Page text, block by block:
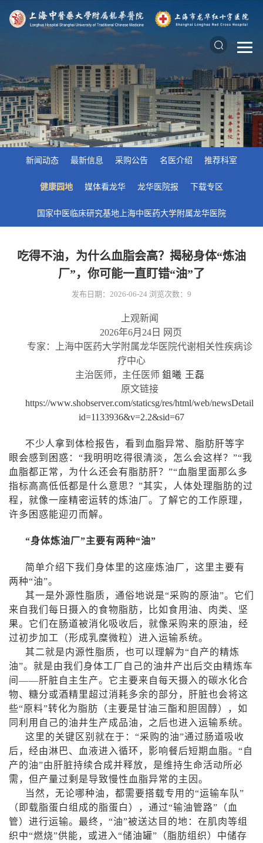
新闻动态 最新信息 采购公告 名医介绍 推荐科室
健康园地 媒体看龙华 龙华医院报 下载专区
国家中医临床研究基地上海中医药大学附属龙华医院
吃得不油，为什么血脂会高？揭秘身体“炼油
厂”，你可能一直盯错“油”了
发布日期：2026-06-24 浏览次数： 9
上观新闻
2026年6月 24 日
网页
专家：上海中医药大学附属龙华医院代谢相关性疾病诊
疗中心
主治医师，主任医师 鉏曦 王磊
原文链接
https://www.shobserver.com/staticsg/res/html/web/
id=1133936&v=2.2&sid=67
不少人拿到体检报告，看到血脂异常、脂肪肝等字
眼会感到困惑：“我明明吃得很清淡，怎么会这样？”“我
血脂都正常，为什么还会有脂肪肝？”“血脂里面那么多
指标高高低低都是什么意思？”其实，人体处理脂肪的过
程，就像一座精密运转的炼油厂。了解它的工作原理，
许多困惑能迎刃而解。
“身体炼油厂”主要有两种“油”
简单介绍下我们身体里的这座炼油厂，这里主要有
两种“油”。
其一是外源性脂质，通俗地说是“采购的原油”。它们
来自我们每日摄入的食物脂肪，比如食用油、肉类、坚
果。它们在肠道被消化吸收后，就像采购来的原油，经
过初步加工（形成乳糜微粒）进入运输系统。
其二就是内源性脂质，也可以理解为“自产的精炼
油”。就是由我们身体工厂自己的油井产出后交由精炼车
间——肝脏自主生产。它主要来自每天摄入的碳水化合
物、糖分或酒精里超过消耗多余的部分，肝脏也会将这
些“原料”转化为脂肪（主要是甘油三酯和胆固醇），如
同利用自己的油井生产成品油，之后也进入运输系统。
这里的关键区别就在于：“采购的油”通过肠道吸收
后，经由淋巴、血液进入循环，影响餐后短期血脂。“自
产的油”由肝脏持续合成并释放，是维持生命活动所必
需，但产量过剩是导致慢性血脂异常的主因。
当然，无论哪种油，都需要搭载专用的“运输车队”
（即载脂蛋白组成的脂蛋白），通过“输油管路”（血
管）进行运输。最终，“油”被送达目的地：在肌肉等组
织中“燃烧”供能，或进入“储油罐”（脂肪组织）中储存